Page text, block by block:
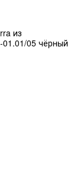
из
05 чёрный